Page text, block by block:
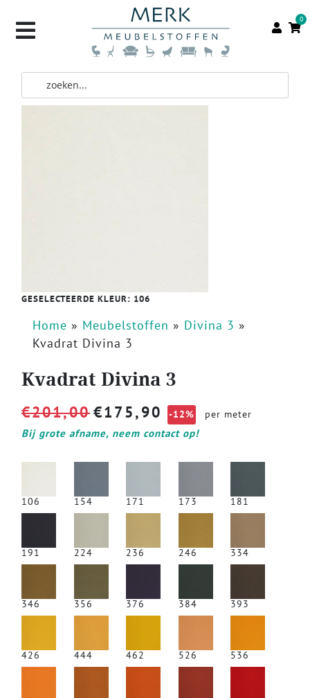
0
GESELECTEERDE KLEUR: 106
Home » Meubelstoffen » Divina 3 »
Kvadrat Divina 3
Kvadrat Divina 3
€201,00€175,90 -12% per meter
Bij grote afname, neem contact op!
106 154 171 173 181
191 224 236 246 334
346 356 376 384 393
426 444 462 526 536